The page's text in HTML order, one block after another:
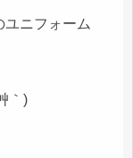
ユニフォーム
｀)